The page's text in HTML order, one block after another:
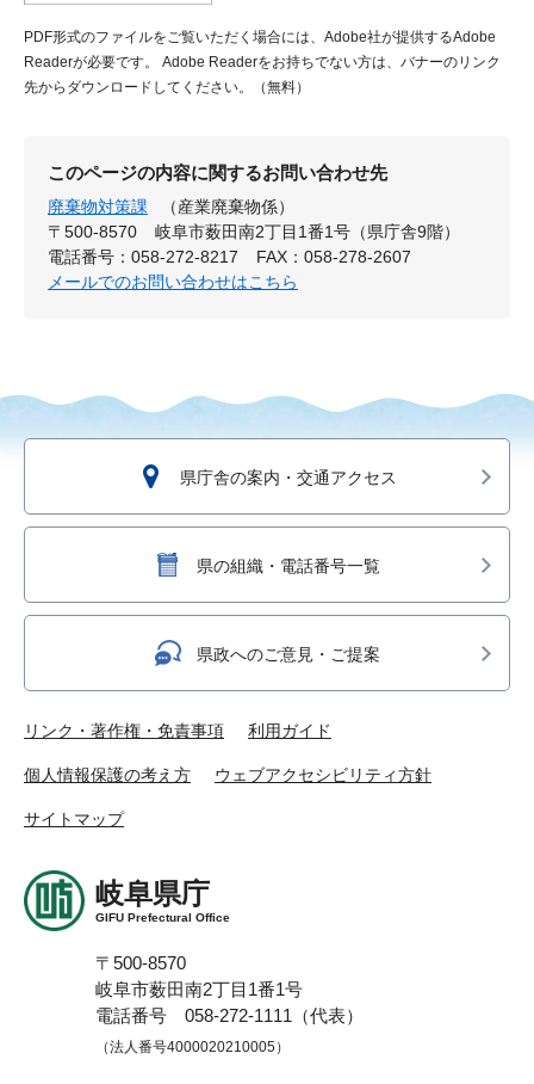
PDF形式のファイルをご覧いただく場合には、Adobe社が提供するAdobe
Readerが必要です。
Adobe Readerをお持ちでない方は、バナーのリンク
先からダウンロードしてください。（無料）
このページの内容に関するお問い合わせ先
廃棄物対策課
（産業廃棄物係）
〒500-8570
岐阜市薮田南2丁目1番1号（県庁舎9階）
電話番号：058-272-8217
FAX：058-278-2607
メールでのお問い合わせはこちら
県庁舎の案内・交通アクセス
県の組織・電話番号一覧
県政へのご意見・ご提案
リンク・著作権・免責事項 利用ガイド
個人情報保護の考え方 ウェブアクセシビリティ方針
サイトマップ
岐阜県庁
GIFU Prefectural Office
〒500-8570
岐阜市薮田南2丁目1番1号
電話番号 058-272-1111（代表）
（法人番号4000020210005）